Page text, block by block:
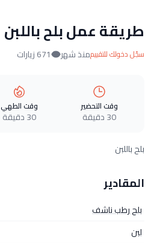
طريقة عمل بلح باللبن
سجّل دخولك للتقييممنذ شهر 671 زيارات
وقت التحضير
30 دقيقة
وقت الطهي
30 دقيقة
بلح باللبن
المقادير
بلح رطب ناشف
لبن